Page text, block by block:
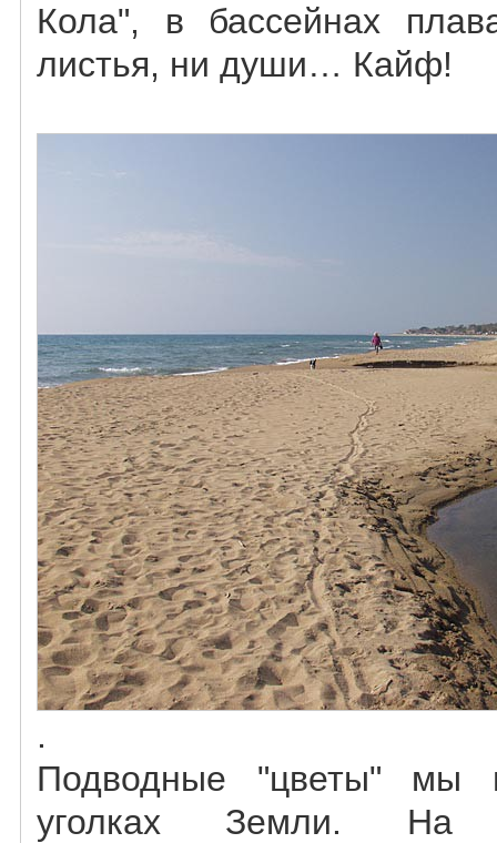
Кола", в бассейнах
листья, ни души… Кайф!
.
Подводные "цветы" мы
уголках Земли. На